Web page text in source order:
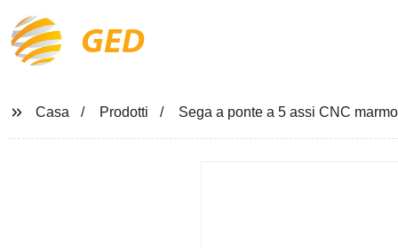
GED
Casa Prodotti Sega a ponte a 5 assi CNC